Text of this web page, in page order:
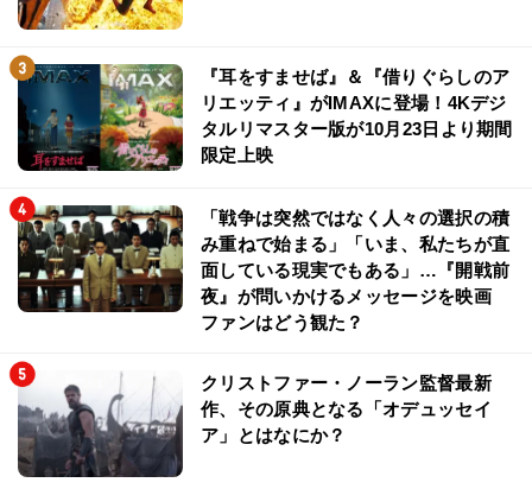
『耳をすませば』＆『借りぐらしのア
リエッティ』がIMAXに登場！4Kデジ
タルリマスター版が10月23日より期間
限定上映
「戦争は突然ではなく人々の選択の積
み重ねで始まる」「いま、私たちが直
面している現実でもある」…『開戦前
夜』が問いかけるメッセージを映画
ファンはどう観た？
クリストファー・ノーラン監督最新
作、その原典となる「オデュッセイ
ア」とはなにか？